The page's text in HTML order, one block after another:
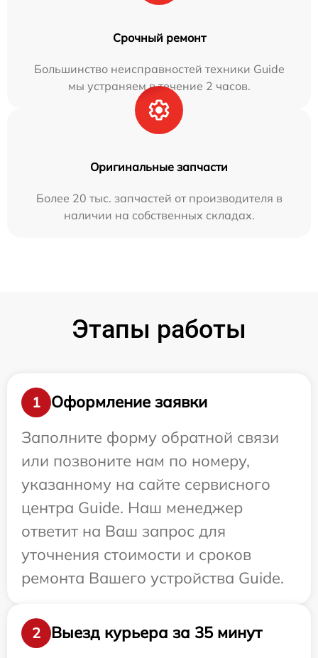
Срочный ремонт
Большинство неисправностей техники Guide
мы устраняем в течение 2 часов.
Оригинальные запчасти
Более 20 тыс. запчастей от производителя в
наличии на собственных складах.
Этапы работы
1
Оформление заявки
Заполните форму обратной связи
или позвоните нам по номеру,
указанному на сайте сервисного
центра Guide. Наш менеджер
ответит на Ваш запрос для
уточнения стоимости и сроков
ремонта Вашего устройства Guide.
2
Выезд курьера за 35 минут